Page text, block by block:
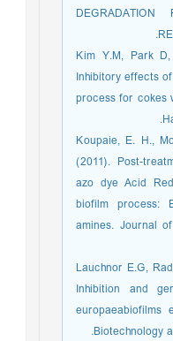
DEGRADATION
Kim Y.M, Park
Inhibitory effects
process for
Koupaie, E. H.,
(2011). Post-
azo dye Acid
biofilm process:
amines. Journal
Lauchnor E.G,
Inhibition and
Biotechnology